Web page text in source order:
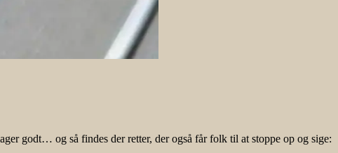
godt… og så findes der retter, der også får folk til at stoppe op og sige: